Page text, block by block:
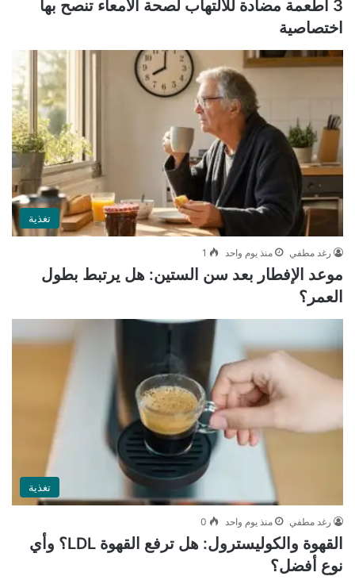
3 أطعمة مضادة للالتهاب لصحة الأمعاء تنصح بها
اختصاصية
تغذية
رغد مطفي منذ يوم واحد 1
موعد الإفطار بعد سن الستين: هل يرتبط بطول
العمر؟
تغذية
رغد مطفي منذ يوم واحد 0
القهوة والكوليسترول: هل ترفع القهوة LDL؟ وأي
نوع أفضل؟